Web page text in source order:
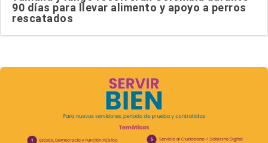
90 días para llevar alimento y apoyo a perros
rescatados